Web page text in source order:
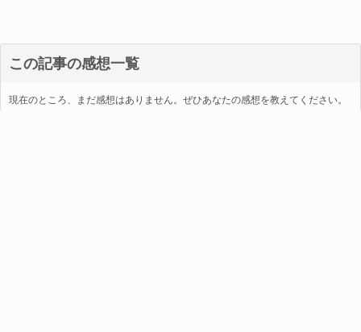
この記事の感想一覧
現在のところ、まだ感想はありません。ぜひあなたの感想を教えてください。